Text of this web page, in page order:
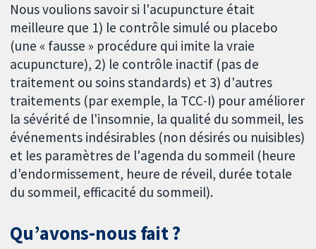
Nous voulions savoir si l'acupuncture était
meilleure que 1) le contrôle simulé ou placebo
(une « fausse » procédure qui imite la vraie
acupuncture), 2) le contrôle inactif (pas de
traitement ou soins standards) et 3) d'autres
traitements (par exemple, la TCC-I) pour améliorer
la sévérité de l'insomnie, la qualité du sommeil, les
événements indésirables (non désirés ou nuisibles)
et les paramètres de l'agenda du sommeil (heure
d'endormissement, heure de réveil, durée totale
du sommeil, efficacité du sommeil).
Qu’avons-nous fait ?